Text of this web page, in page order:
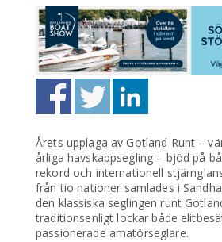
Årets upplaga av Gotland Runt –
årliga havskappsegling – bjöd på
rekord och internationell
från tio nationer samlades i
den klassiska seglingen runt
traditionsenligt lockar både
passionerade amatörseglare.